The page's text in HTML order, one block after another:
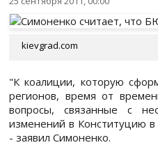
kievgrad.com
"К коалиции, которую
регионов, время от
вопросы, связанные с
изменений в Конституцию
- заявил Симоненко.